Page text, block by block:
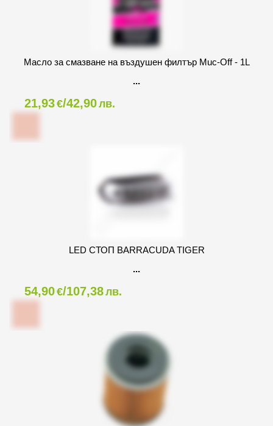
Масло за смазване на въздушен филтър Muc-Off - 1L
21,93€/42,90лв.
LED СТОП BARRACUDA TIGER
54,90€/107,38лв.